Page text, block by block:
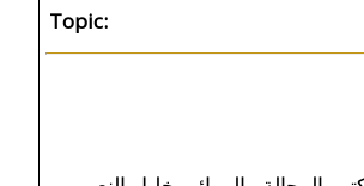
Topic: